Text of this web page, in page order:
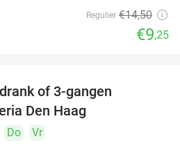
Regulier €14,50
€9,25
of 3-gangen
Den Haag
Do
Vr